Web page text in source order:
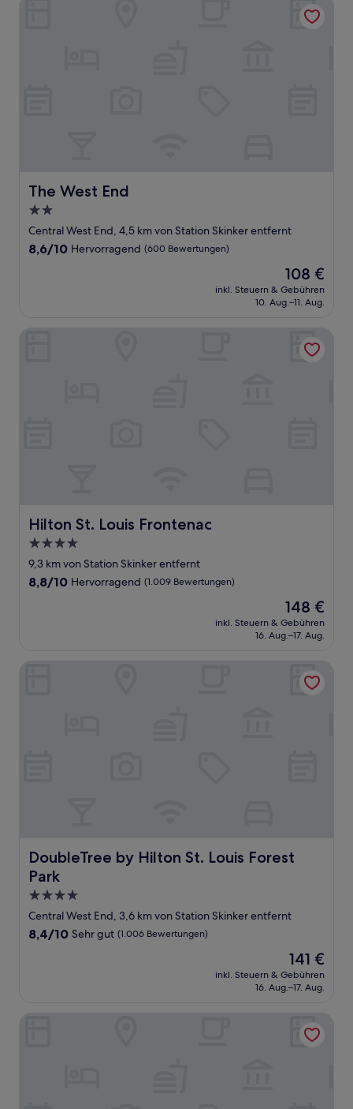
The West End
The West End
2.0-
Sterne-
Unterkunft
Central West End, 4,5 km von Station Skinker entfernt
8.6
8,6/10 Hervorragend (600 Bewertungen)
Der
Preis
beträgt
108 €
inkl. Steuern & Gebühren
10. Aug.–11. Aug.
Hilton St. Louis Frontenac
Hilton St. Louis Frontenac
4.0-
Sterne-
Unterkunft
9,3 km von Station Skinker entfernt
8.8
8,8/10 Hervorragend (1.009 Bewertungen)
Der
Preis
beträgt
148 €
inkl. Steuern & Gebühren
16. Aug.–17. Aug.
DoubleTree by Hilton St. Louis Forest
Park
DoubleTree by Hilton St. Louis Forest Park
4.0-
Sterne-
Unterkunft
Central West End, 3,6 km von Station Skinker entfernt
8.4
Bewertungen)
8,4/10 Sehr gut (1.006 Bewertungen)
Der
Preis
beträgt
141 €
inkl. Steuern & Gebühren
16. Aug.–17. Aug.
Seven Gables, St. Louis West, a Tribute Portfolio Hotel